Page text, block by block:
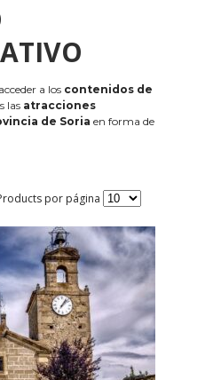
a los contenidos de
las atracciones
de Soria en forma de
por página